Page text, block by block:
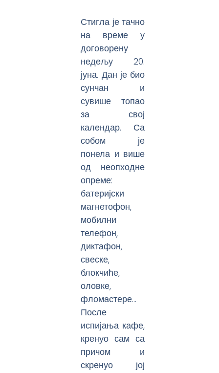
Стигла је тачно
на време у
договорену
недељу 20.
јуна. Дан је био
сунчан и
сувише топао
за свој
календар. Са
собом је
понела и више
од неопходне
опреме:
батеријски
магнетофон,
мобилни
телефон,
диктафон,
свеске,
блокчиће,
оловке,
фломастере…
После
испијања кафе,
кренуо сам са
причом и
скренуо јој